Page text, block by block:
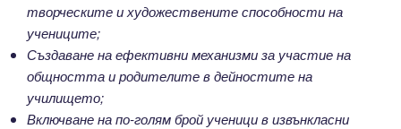
творческите и художествените способности на
учениците;
Създаване на ефективни механизми за участие на
общността и родителите в дейностите на
училището;
Включване на по-голям брой ученици в извънкласни